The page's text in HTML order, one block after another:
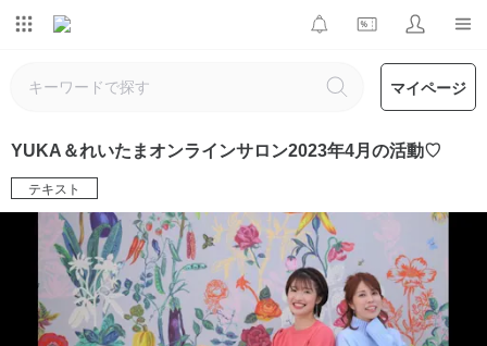
マイページ
YUKA＆れいたまオンラインサロン2023年4月の活動♡
テキスト